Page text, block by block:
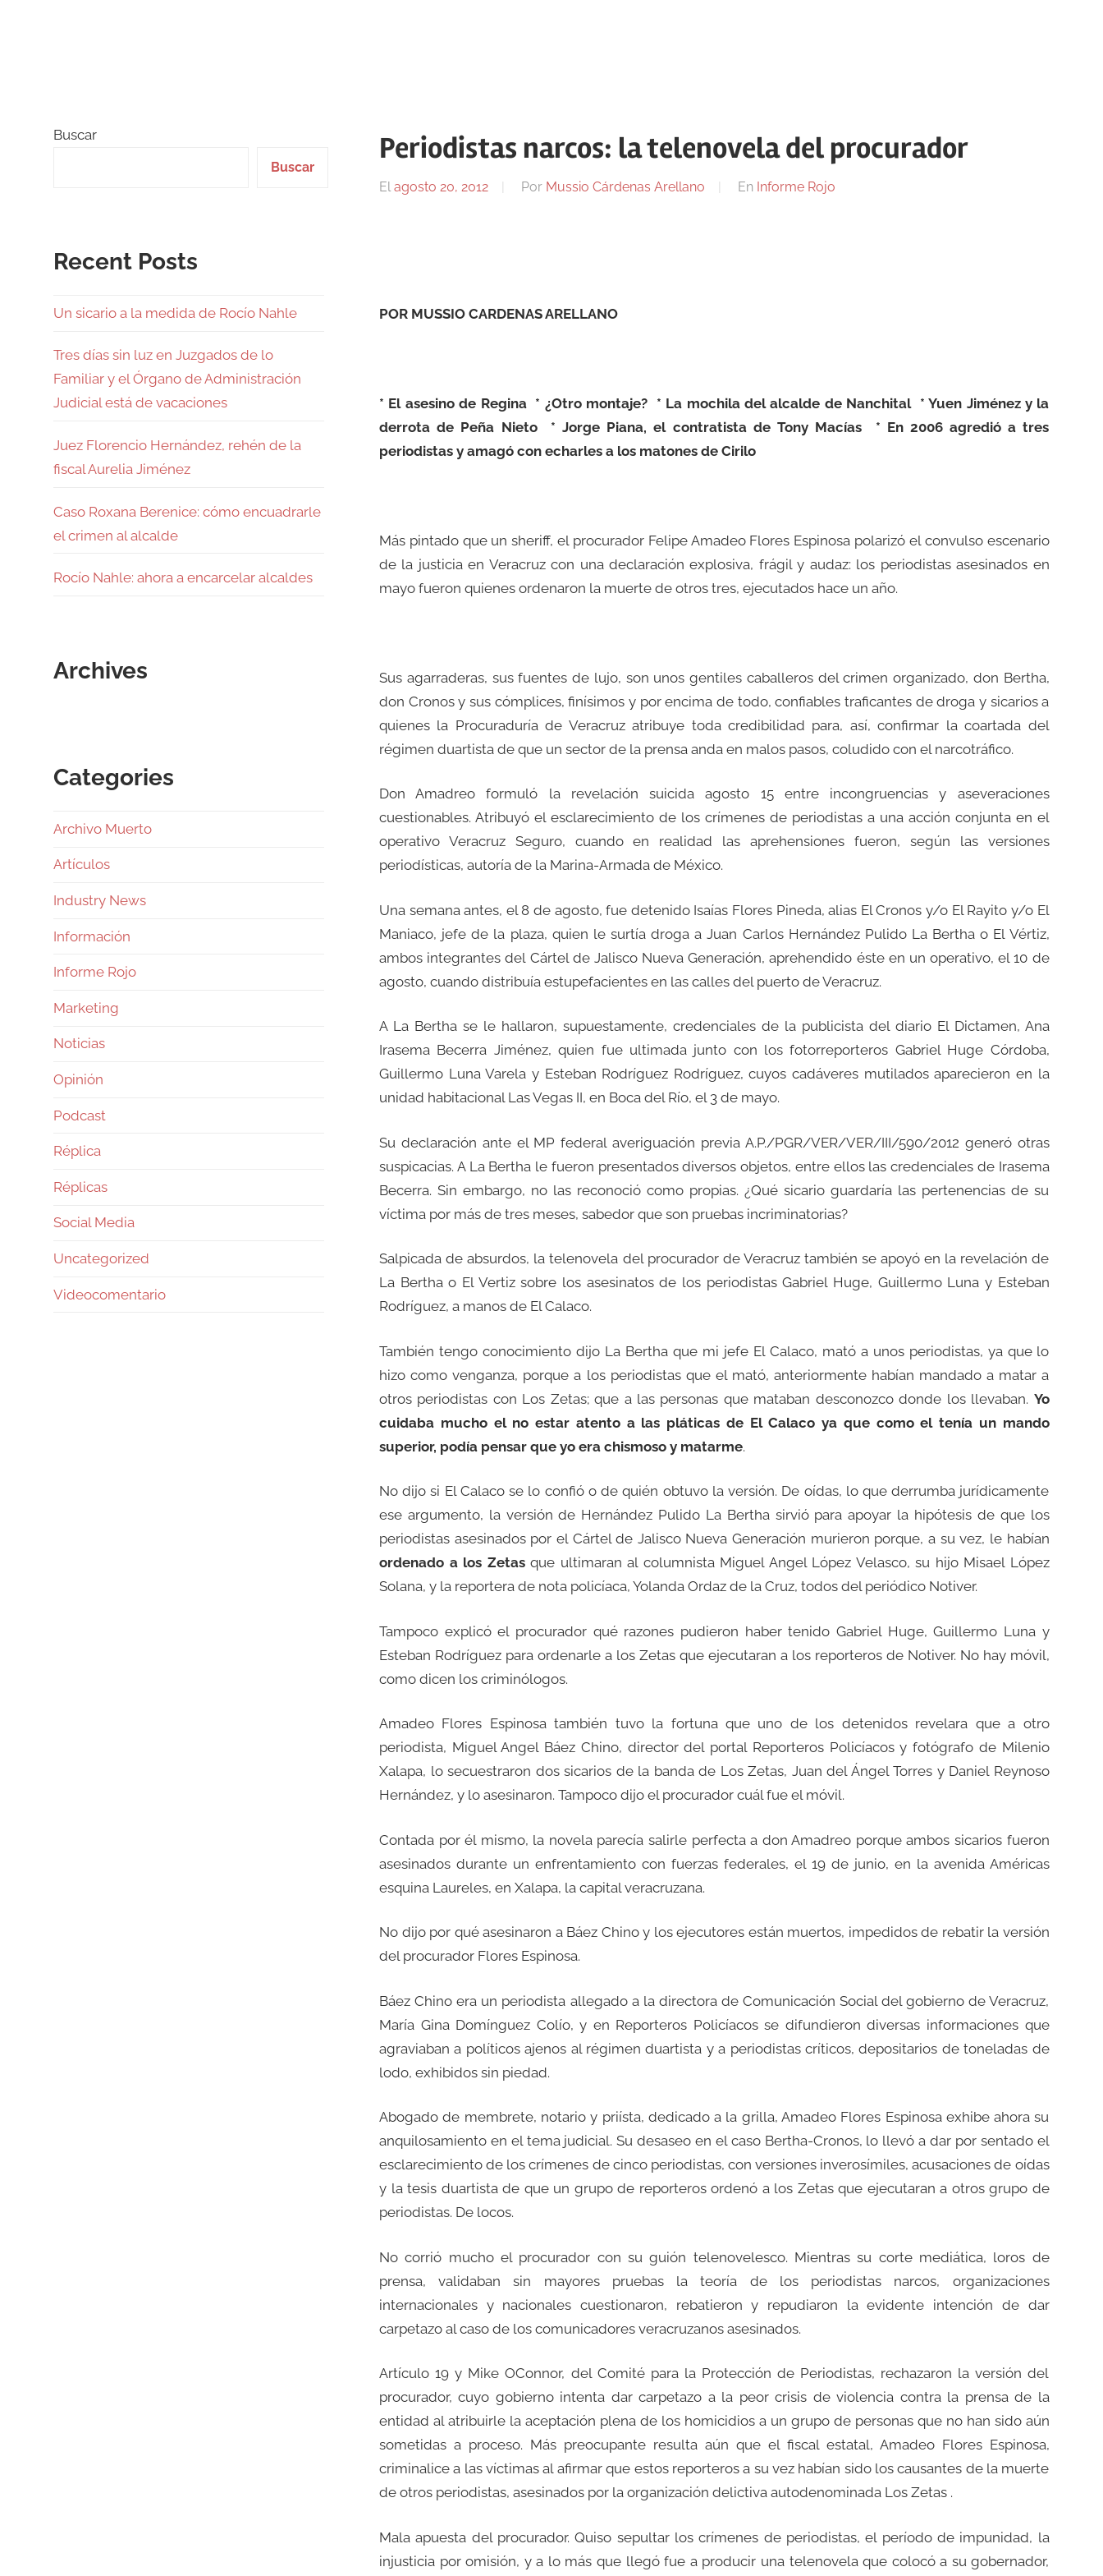
Periodistas narcos: la telenovela del procurador
El agosto 20, 2012 Por Mussio Cárdenas Arellano En Informe Rojo
POR MUSSIO CARDENAS ARELLANO
* El asesino de Regina * ¿Otro montaje? * La mochila del alcalde de Nanchital * Yuen Jiménez y la
derrota de Peña Nieto * Jorge Piana, el contratista de Tony Macías * En 2006 agredió a tres
periodistas y amagó con echarles a los matones de Cirilo
Más pintado que un sheriff, el procurador Felipe Amadeo Flores Espinosa polarizó el convulso escenario
de la justicia en Veracruz con una declaración explosiva, frágil y audaz: los periodistas asesinados en
mayo fueron quienes ordenaron la muerte de otros tres, ejecutados hace un año.
Sus agarraderas, sus fuentes de lujo, son unos gentiles caballeros del crimen organizado, don Bertha,
don Cronos y sus cómplices, finísimos y por encima de todo, confiables traficantes de droga y sicarios a
quienes la Procuraduría de Veracruz atribuye toda credibilidad para, así, confirmar la coartada del
régimen duartista de que un sector de la prensa anda en malos pasos, coludido con el narcotráfico.
Don Amadreo formuló la revelación suicida agosto 15 entre incongruencias y aseveraciones
cuestionables. Atribuyó el esclarecimiento de los crímenes de periodistas a una acción conjunta en el
operativo Veracruz Seguro, cuando en realidad las aprehensiones fueron, según las versiones
periodísticas, autoría de la Marina-Armada de México.
Una semana antes, el 8 de agosto, fue detenido Isaías Flores Pineda, alias El Cronos y/o El Rayito y/o El
Maniaco, jefe de la plaza, quien le surtía droga a Juan Carlos Hernández Pulido La Bertha o El Vértiz,
ambos integrantes del Cártel de Jalisco Nueva Generación, aprehendido éste en un operativo, el 10 de
agosto, cuando distribuía estupefacientes en las calles del puerto de Veracruz.
A La Bertha se le hallaron, supuestamente, credenciales de la publicista del diario El Dictamen, Ana
Irasema Becerra Jiménez, quien fue ultimada junto con los fotorreporteros Gabriel Huge Córdoba,
Guillermo Luna Varela y Esteban Rodríguez Rodríguez, cuyos cadáveres mutilados aparecieron en la
unidad habitacional Las Vegas II, en Boca del Río, el 3 de mayo.
Su declaración ante el MP federal averiguación previa A.P./PGR/VER/VER/III/590/2012 generó otras
suspicacias. A La Bertha le fueron presentados diversos objetos, entre ellos las credenciales de Irasema
Becerra. Sin embargo, no las reconoció como propias. ¿Qué sicario guardaría las pertenencias de su
víctima por más de tres meses, sabedor que son pruebas incriminatorias?
Salpicada de absurdos, la telenovela del procurador de Veracruz también se apoyó en la revelación de
La Bertha o El Vertiz sobre los asesinatos de los periodistas Gabriel Huge, Guillermo Luna y Esteban
Rodríguez, a manos de El Calaco.
También tengo conocimiento dijo La Bertha que mi jefe El Calaco, mató a unos periodistas, ya que lo
hizo como venganza, porque a los periodistas que el mató, anteriormente habían mandado a matar a
otros periodistas con Los Zetas; que a las personas que mataban desconozco donde los llevaban. Yo
cuidaba mucho el no estar atento a las pláticas de El Calaco ya que como el tenía un mando
superior, podía pensar que yo era chismoso y matarme.
No dijo si El Calaco se lo confió o de quién obtuvo la versión. De oídas, lo que derrumba jurídicamente
ese argumento, la versión de Hernández Pulido La Bertha sirvió para apoyar la hipótesis de que los
periodistas asesinados por el Cártel de Jalisco Nueva Generación murieron porque, a su vez, le habían
ordenado a los Zetasque ultimaran al columnista Miguel Angel López Velasco, su hijo Misael López
Solana, y la reportera de nota policíaca, Yolanda Ordaz de la Cruz, todos del periódico Notiver.
Tampoco explicó el procurador qué razones pudieron haber tenido Gabriel Huge, Guillermo Luna y
Esteban Rodríguez para ordenarle a los Zetas que ejecutaran a los reporteros de Notiver. No hay móvil,
como dicen los criminólogos.
Amadeo Flores Espinosa también tuvo la fortuna que uno de los detenidos revelara que a otro
periodista, Miguel Angel Báez Chino, director del portal Reporteros Policíacos y fotógrafo de Milenio
Xalapa, lo secuestraron dos sicarios de la banda de Los Zetas, Juan del Ángel Torres y Daniel Reynoso
Hernández, y lo asesinaron. Tampoco dijo el procurador cuál fue el móvil.
Contada por él mismo, la novela parecía salirle perfecta a don Amadreo porque ambos sicarios fueron
asesinados durante un enfrentamiento con fuerzas federales, el 19 de junio, en la avenida Américas
esquina Laureles, en Xalapa, la capital veracruzana.
No dijo por qué asesinaron a Báez Chino y los ejecutores están muertos, impedidos de rebatir la versión
del procurador Flores Espinosa.
Báez Chino era un periodista allegado a la directora de Comunicación Social del gobierno de Veracruz,
María Gina Domínguez Colío, y en Reporteros Policíacos se difundieron diversas informaciones que
agraviaban a políticos ajenos al régimen duartista y a periodistas críticos, depositarios de toneladas de
lodo, exhibidos sin piedad.
Abogado de membrete, notario y priísta, dedicado a la grilla, Amadeo Flores Espinosa exhibe ahora su
anquilosamiento en el tema judicial. Su desaseo en el caso Bertha-Cronos, lo llevó a dar por sentado el
esclarecimiento de los crímenes de cinco periodistas, con versiones inverosímiles, acusaciones de oídas
y la tesis duartista de que un grupo de reporteros ordenó a los Zetas que ejecutaran a otros grupo de
periodistas. De locos.
No corrió mucho el procurador con su guión telenovelesco. Mientras su corte mediática, loros de
prensa, validaban sin mayores pruebas la teoría de los periodistas narcos, organizaciones
internacionales y nacionales cuestionaron, rebatieron y repudiaron la evidente intención de dar
carpetazo al caso de los comunicadores veracruzanos asesinados.
Artículo 19 y Mike OConnor, del Comité para la Protección de Periodistas, rechazaron la versión del
procurador, cuyo gobierno intenta dar carpetazo a la peor crisis de violencia contra la prensa de la
entidad al atribuirle la aceptación plena de los homicidios a un grupo de personas que no han sido aún
sometidas a proceso. Más preocupante resulta aún que el fiscal estatal, Amadeo Flores Espinosa,
criminalice a las víctimas al afirmar que estos reporteros a su vez habían sido los causantes de la muerte
de otros periodistas, asesinados por la organización delictiva autodenominada Los Zetas .
Mala apuesta del procurador. Quiso sepultar los crímenes de periodistas, el período de impunidad, la
injusticia por omisión, y a lo más que llegó fue a producir una telenovela que colocó a su gobernador,
Buscar
Buscar
Recent Posts
Un sicario a la medida de Rocío Nahle
Tres días sin luz en Juzgados de lo
Familiar y el Órgano de Administración
Judicial está de vacaciones
Juez Florencio Hernández, rehén de la
fiscal Aurelia Jiménez
Caso Roxana Berenice: cómo encuadrarle
el crimen al alcalde
Rocío Nahle: ahora a encarcelar alcaldes
Archives
Categories
Archivo Muerto
Artículos
Industry News
Información
Informe Rojo
Marketing
Noticias
Opinión
Podcast
Réplica
Réplicas
Social Media
Uncategorized
Videocomentario